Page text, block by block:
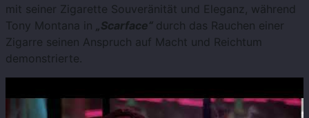
mit seiner Zigarette Souveränität und Eleganz, während
Tony Montana in
„Scarface“ durch das Rauchen einer
Zigarre seinen Anspruch auf Macht und Reichtum
demonstrierte.